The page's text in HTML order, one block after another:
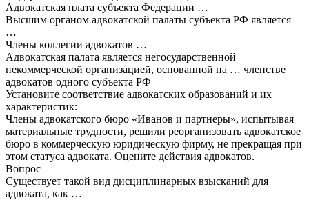
Адвокатская плата субъекта Федерации …
Высшим органом адвокатской палаты субъекта РФ является
…
Члены коллегии адвокатов …
Адвокатская палата является негосударственной
некоммерческой организацией, основанной на … членстве
адвокатов одного субъекта РФ
Установите соответствие адвокатских образований и их
характеристик:
Члены адвокатского бюро «Иванов и партнеры», испытывая
материальные трудности, решили реорганизовать адвокатское
бюро в коммерческую юридическую фирму, не прекращая при
этом статуса адвоката. Оцените действия адвокатов.
Вопрос
Существует такой вид дисциплинарных взысканий для
адвоката, как …